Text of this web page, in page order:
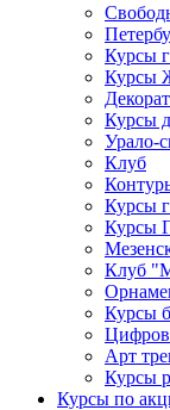
Курсы
Курсы
Курсы
Урало-
Клуб
Курсы
Курсы
Клуб
Курсы
Арт
Курсы
Курсы по